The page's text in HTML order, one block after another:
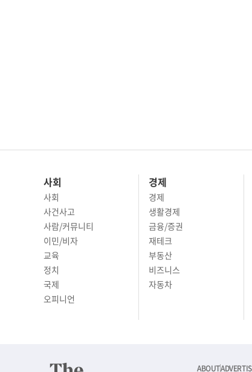
사회
사회
사건사고
사람/커뮤니티
이민/비자
교육
정치
국제
오피니언
경제
경제
생활경제
금융/증권
재테크
부동산
비즈니스
자동차
ABOUT